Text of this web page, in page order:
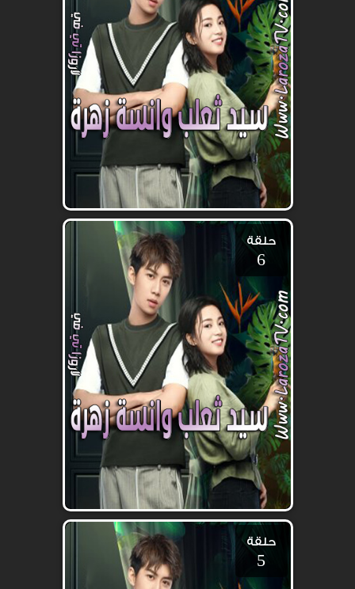
حلقة
6
حلقة
5